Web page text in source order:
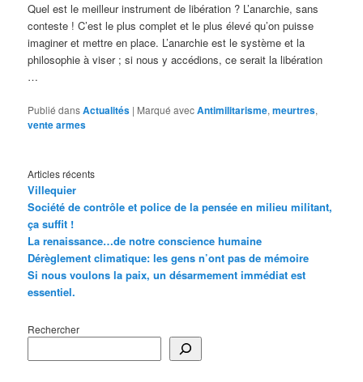
Quel est le meilleur instrument de libération ? L’anarchie, sans
conteste ! C’est le plus complet et le plus élevé qu’on puisse
imaginer et mettre en place. L’anarchie est le système et la
philosophie à viser ; si nous y accédions, ce serait la libération
…
Publié dansActualités | Marqué avecAntimilitarisme,meurtres,
vente armes
Articles récents
Villequier
Société de contrôle et police de la pensée en milieu militant,
ça suffit !
La renaissance…de notre conscience humaine
Dérèglement climatique: les gens n’ont pas de mémoire
Si nous voulons la paix, un désarmement immédiat est
essentiel.
Rechercher